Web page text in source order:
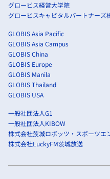
グロービス経営大学院
グロービスキャピタルパートナーズ
GLOBIS Asia Pacific
GLOBIS Asia Campus
GLOBIS China
GLOBIS Europe
GLOBIS Manila
GLOBIS Thailand
GLOBIS USA
一般社団法人G1
一般社団法人KIBOW
株式会社茨城ロボッツ・スポーツエ
株式会社LuckyFM茨城放送